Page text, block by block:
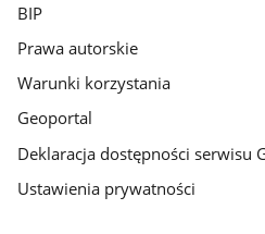
BIP
Prawa autorskie
Warunki korzystania
Geoportal
Deklaracja dostępności serwisu
Ustawienia prywatności